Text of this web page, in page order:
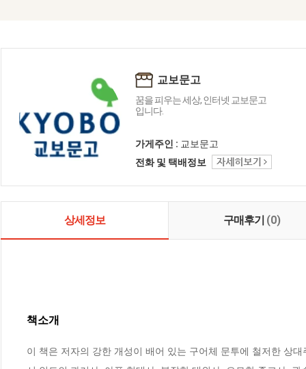
교보문고
꿈을 피우는 세상, 인터넷 교보문고
입니다.
가게주인 : 교보문고
전화 및 택배정보
상세정보 구매후기 (0)
책소개
이 책은 저자의 강한 개성이 배어 있는 구어체 문투에 철저한 상